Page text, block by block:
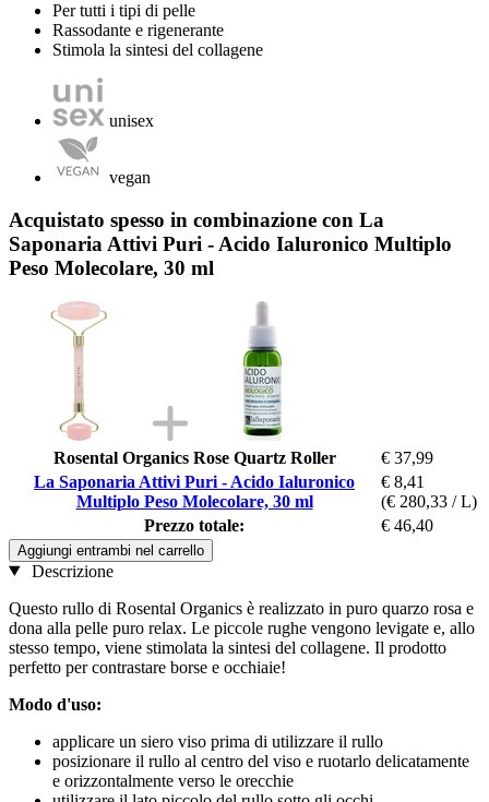
Per tutti i tipi di pelle
Rassodante e rigenerante
Stimola la sintesi del collagene
unisex
vegan
Acquistato spesso in combinazione con La
Saponaria Attivi Puri - Acido Ialuronico Multiplo
Peso Molecolare, 30 ml
Rosental Organics Rose Quartz Roller
€ 37,99
La Saponaria Attivi Puri - Acido Ialuronico
Multiplo Peso Molecolare, 30 ml
€ 8,41
(€ 280,33 / L)
Prezzo totale:
€ 46,40
Aggiungi entrambi nel carrello
Descrizione
Questo rullo di Rosental Organics è realizzato in puro quarzo rosa e
dona alla pelle puro relax. Le piccole rughe vengono levigate e, allo
stesso tempo, viene stimolata la sintesi del collagene. Il prodotto
perfetto per contrastare borse e occhiaie!
Modo d'uso:
applicare un siero viso prima di utilizzare il rullo
posizionare il rullo al centro del viso e ruotarlo delicatamente
e orizzontalmente verso le orecchie